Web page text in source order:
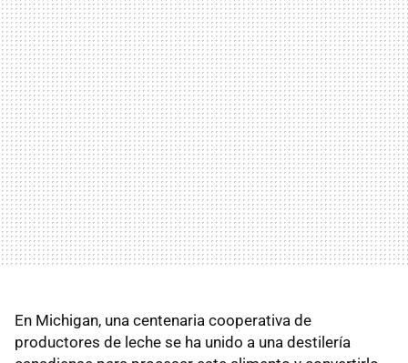
En Michigan, una centenaria cooperativa de
productores de leche se ha unido a una destilería